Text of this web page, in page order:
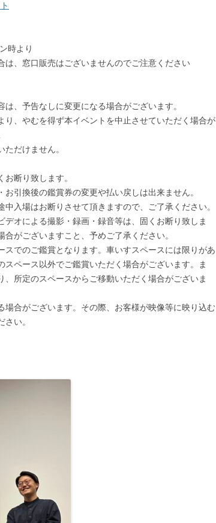
ARTIST INTERVIEW
時より
、窓口販売はございませんのでご注意ください
、予告なしに変更になる場合がございます。
、やむを得ず本イベントを中止させていただく場合が
だけません。
断り致します。
引換後の鑑賞券の変更や払い戻しは出来ません。
入場はお断りさせて頂きますので、ご了承ください。
オによる撮影・録画・録音等は、固くお断り致しま
がございますこと、予めご了承ください。
でのご鑑賞となります。車いすスペースには限りがあ
スペース以外でご鑑賞いただく場合がございます。ま
所定のスペースからご移動いただく場合がございま
合がございます。その際、お客様が映像等に映り込む
い。